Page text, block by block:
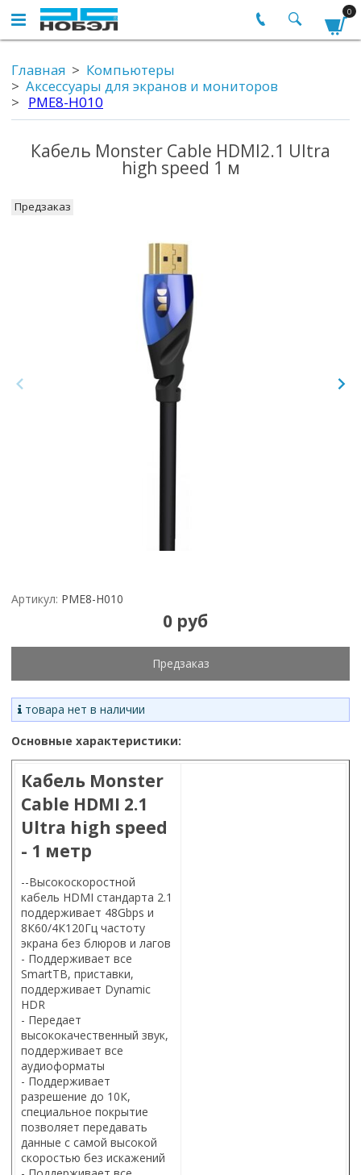
0
Главная
Компьютеры
Аксессуары для экранов и мониторов
PME8-H010
Кабель Monster Cable HDMI2.1 Ultra
high speed 1 м
Предзаказ
Артикул: PME8-H010
0 руб
Предзаказ
товара нет в наличии
Основные характеристики:
Кабель Monster
Cable HDMI 2.1
Ultra high speed
- 1 метр
--Высокоскоростной
кабель HDMI стандарта 2.1
поддерживает 48Gbps и
8К60/4К120Гц частоту
экрана без блюров и лагов
- Поддерживает все
SmartТВ, приставки,
поддерживает Dynamic
HDR
- Передает
высококачественный звук,
поддерживает все
аудиоформаты
- Поддерживает
разрешение до 10К,
специальное покрытие
позволяет передавать
данные с самой высокой
скоростью без искажений